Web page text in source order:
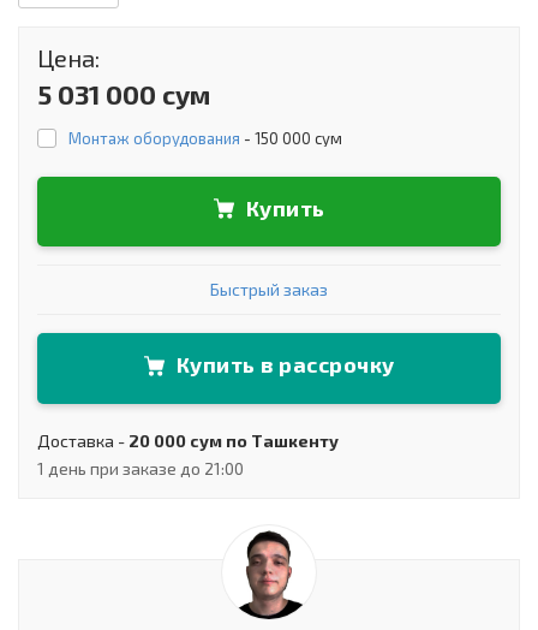
Цена:
5 031 000 сум
Монтаж оборудования - 150 000 сум
Купить
Быстрый заказ
Купить в рассрочку
Доставка - 20 000 сум по Ташкенту
1 день при заказе до 21:00